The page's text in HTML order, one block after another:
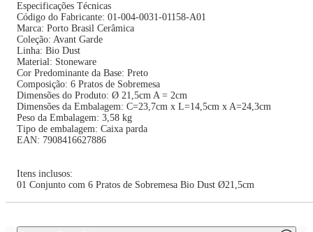
Especificações Técnicas
Código do Fabricante: 01-004-0031-01158-A01
Marca: Porto Brasil Cerâmica
Coleção: Avant Garde
Linha: Bio Dust
Material: Stoneware
Cor Predominante da Base: Preto
Composição: 6 Pratos de Sobremesa
Dimensões do Produto: Ø 21,5cm A = 2cm
Dimensões da Embalagem: C=23,7cm x L=14,5cm x A=24,3cm
Peso da Embalagem: 3,58 kg
Tipo de embalagem: Caixa parda
EAN: 7908416627886
Itens inclusos:
01 Conjunto com 6 Pratos de Sobremesa Bio Dust Ø21,5cm